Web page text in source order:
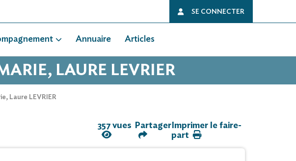
SE CONNECTER
Annuaire Articles
LAURE LEVRIER
Laure LEVRIER
357 vues PartagerImprimer le faire-
part